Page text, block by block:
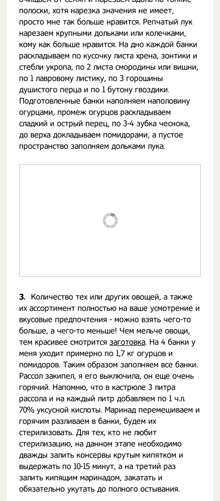
полоски, хотя нарезка значения не имеет,
просто мне так больше нравится. Репчатый лук
нарезаем крупными дольками или колечками,
кому как больше нравится. На дно каждой банки
раскладываем по кусочку листа хрена, зонтики и
стебли укропа, по 2 листа смородины или вишни,
по 1 лавровому листику, по 3 горошины
душистого перца и по 1 бутону гвоздики.
Подготовленные банки наполняем наполовину
огурцами, промеж огурцов раскладываем
сладкий и острый перец, по 3-4 зубка чеснока,
до верха докладываем помидорами, а пустое
пространство заполняем дольками лука.
3.
Количество тех или других овощей, а также
их ассортимент полностью на ваше усмотрение и
вкусовые предпочтения - можно взять чего-то
больше, а чего-то меньше! Чем мельче овощи,
тем красивее смотрится заготовка. На 4 банки у
меня уходит примерно по 1,7 кг огурцов и
помидоров. Таким образом заполняем все банки.
Рассол закипел, я его выключила, он еще очень
горячий. Напомню, что в кастрюле 3 литра
рассола и на каждый литр добавляем по 1 ч.л.
70% уксусной кислоты. Маринад перемешиваем и
горячим разливаем в банки, будем их
стерилизовать. Для тех, кто не любит
стерилизацию, на данном этапе необходимо
дважды залить консервы крутым кипятком и
выдержать по 10-15 минут, а на третий раз
залить кипящим маринадом, закатать и
обязательно укутать до полного остывания.